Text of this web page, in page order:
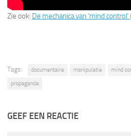
Zie ook: De mechanica van ‘mind
Tags: documentaire manipulatie mind
propaganda
GEEF EEN REACTIE